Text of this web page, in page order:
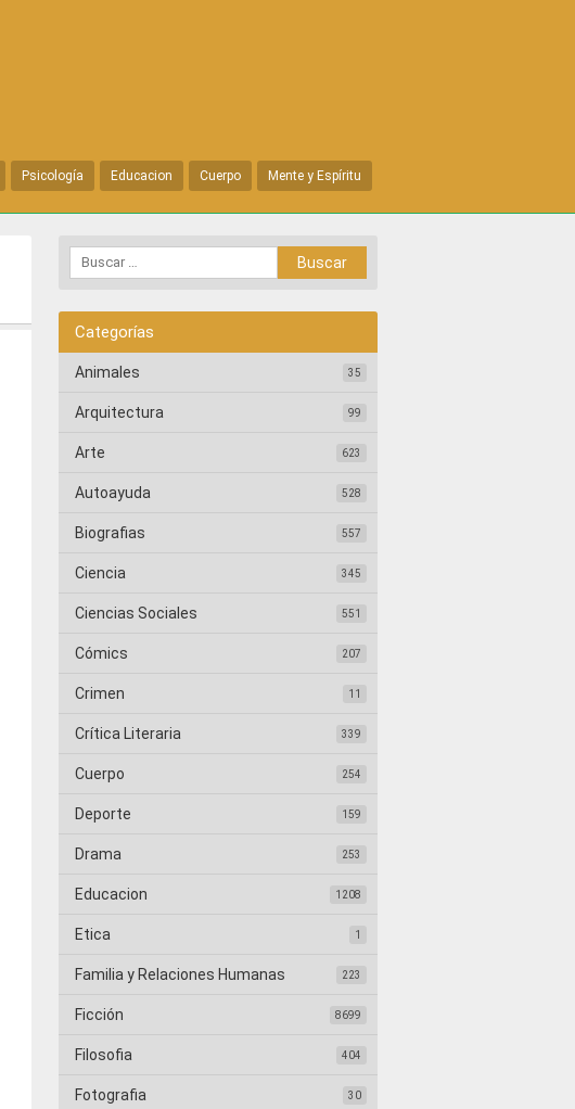
Psicología Educacion Cuerpo Mente y Espíritu
Categorías
Animales 35
Arquitectura 99
Arte 623
Autoayuda 528
Biografias 557
Ciencia 345
Ciencias Sociales 551
Cómics 207
Crimen 11
Crítica Literaria 339
Cuerpo 254
Deporte 159
Drama 253
Educacion 1208
Etica 1
Familia y Relaciones Humanas 223
Ficción 8699
Filosofia 404
Fotografia 30